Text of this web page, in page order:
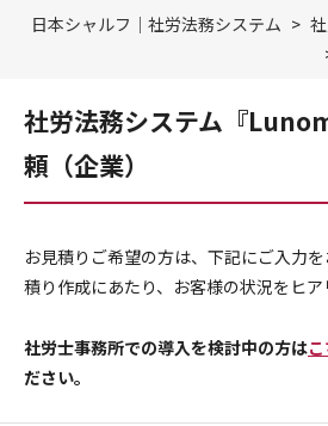
日本シャルフ｜社労法務システム
社労法務システム『
頼（企業）
お見積りご希望の方は、下記にご入力
積り作成にあたり、お客様の状況をヒア
社労士事務所での導入を検討中の方は
ださい。